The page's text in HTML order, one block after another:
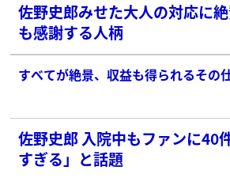
佐野史郎みせた大人の対応に
も感謝する人柄
すべてが絶景、収益も得られるその
佐野史郎 入院中もファンに40
すぎる」と話題